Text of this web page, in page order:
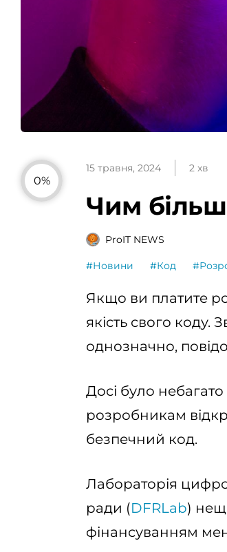
0%
15 травня, 2024 2 хв
Чим
ProIT NEWS
#Новини #Код
Якщо ви платите
якість свого коду.
однозначно,
Досі було
розробникам
безпечний код.
Лабораторія
ради (DFRLab)
фінансуванням